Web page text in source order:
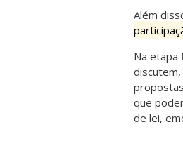
Além
Na etapa
que
de lei,